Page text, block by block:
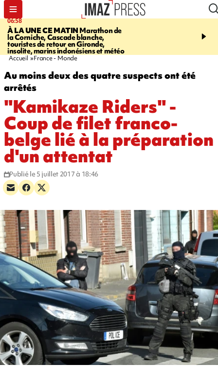
06:58
À LA UNE CE MATIN Marathon de
la Corniche, Cascade blanche,
touristes de retour en Gironde,
insolite, marins indonésiens et météo
09:14
touristes au Porge,
Accueil France - Monde
Au moins deux des quatre suspects ont été
arrêtés
"Kamikaze Riders" -
Coup de filet franco-
belge lié à la préparation
d'un attentat
Publié le 5 juillet 2017 à 18:46